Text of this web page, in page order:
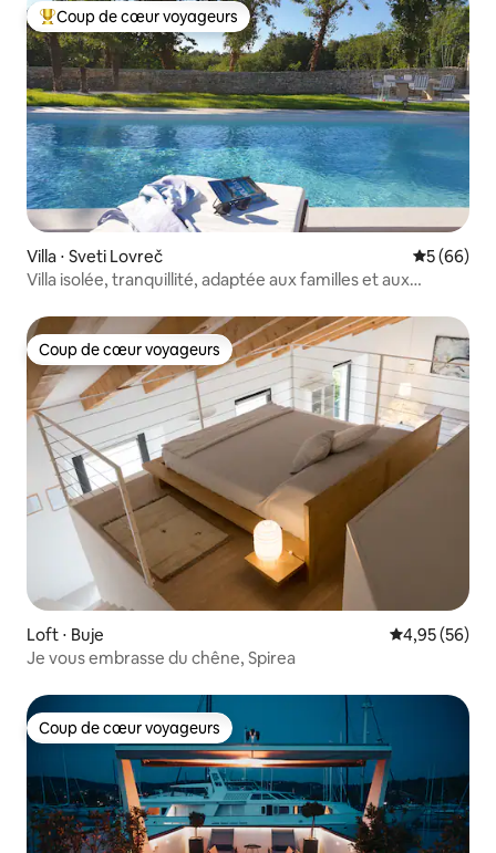
Coups de cœur voyageurs les plus appréciés
Coup de cœur voyageurs
Villa ⋅ Sveti Lovreč
5 (66)
Villa isolée, tranquillité, adaptée aux familles et aux
Coup de cœur voyageurs
Coup de cœur voyageurs
Loft ⋅ Buje Évaluation
4,95 (56)
Je vous embrasse du chêne, Spirea
Coup de cœur voyageurs
Coup de cœur voyageurs